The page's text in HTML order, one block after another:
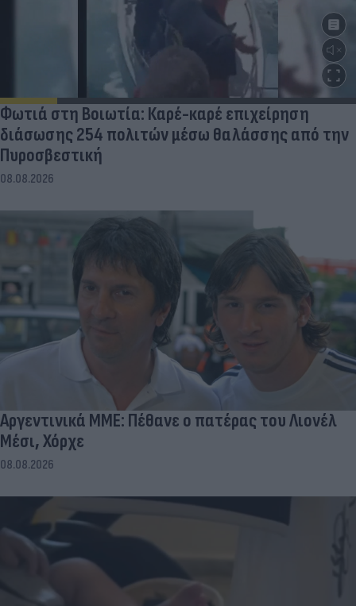
Φωτιά στη Βοιωτία: Καρέ-καρέ επιχείρηση
διάσωσης 254 πολιτών μέσω θαλάσσης από την
Πυροσβεστική
08.08.2026
Αργεντινικά ΜΜΕ: Πέθανε ο πατέρας του Λιονέλ
Μέσι, Χόρχε
08.08.2026